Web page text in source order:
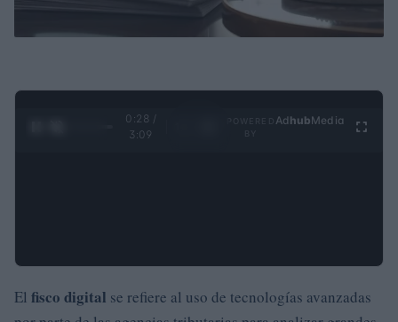
0:29 /
3:09
Ad hubMedia
El fisco digital se refiere al uso de tecnologías avanzadas